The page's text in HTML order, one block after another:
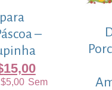
–
15,00
5,00 Sem